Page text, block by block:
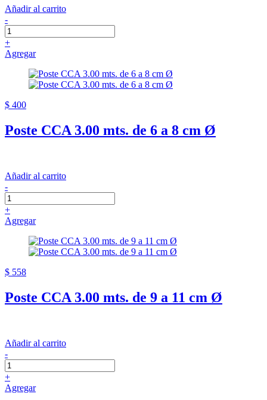
Añadir al carrito
-
+
Agregar
$ 400
Poste CCA 3.00 mts. de 6 a 8 cm Ø
Añadir al carrito
-
+
Agregar
$ 558
Poste CCA 3.00 mts. de 9 a 11 cm Ø
Añadir al carrito
-
+
Agregar